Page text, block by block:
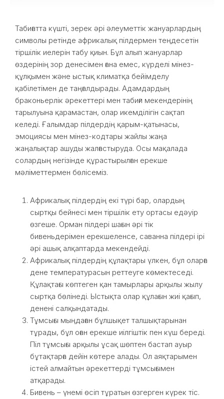
Табиғатта күшті, зерек әрі әлеуметтік жануарлардың
символы ретінде африкалық пілдермен теңдесетін
тіршілік иелерін табу қиын. Бұл алып жануарлар
өздерінің зор денесімен ғана емес, күрделі мінез-
құлқымен және ыстық климатқа бейімделу
қабілетімен де таңғалдырады. Адамдардың
браконьерлік әрекеттері мен табиғи мекендерінің
тарылуына қарамастан, олар икемділігін сақтап
келеді. Ғалымдар пілдердің қарым-қатынасы,
эмоциясы мен мінез-кодтары жайлы жаңа
жаңалықтар ашуды жалғастыруда. Осы мақалада
солардың негізінде құрастырылған ерекше
мәліметтермен бөлісеміз.
Африкалық пілдердің екі түрі бар, олардың
сыртқы бейнесі мен тіршілік ету ортасы едәуір
өзгеше. Орман пілдері шағын әрі тік
бивеньдерімен ерекшеленсе, саванна пілдері ірі
әрі ашық алқаптарда мекендейді.
Африкалық пілдердің құлақтары үлкен, бұл оларға
дене температурасын реттеуге көмектеседі.
Құлақтағы көптеген қан тамырлары арқылы жылу
сыртқа бөлінеді. Ыстықта олар құлағын жиі қағып,
денені салқындатады.
Тұмсығы мыңдаған бұлшықет талшықтарынан
тұрады, бұл оған ерекше иілгіштік пен күш береді.
Піл тұмсығы арқылы ұсақ шөптен бастап ауыр
бұтақтарға дейін көтере алады. Ол аяқтарымен
істей алмайтын әрекеттерді тұмсығымен
атқарады.
Бивень – үнемі өсіп тұратын өзгерген күрек тіс.